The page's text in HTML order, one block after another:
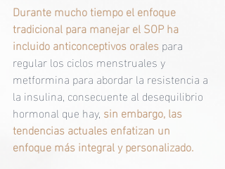
Durante mucho tiempo el enfoque
tradicional para manejar el SOP ha
incluido anticonceptivos orales para
regular los ciclos menstruales y
metformina para abordar la resistencia a
la insulina, consecuente al desequilibrio
hormonal que hay, sin embargo,las
tendencias actuales enfatizan un
enfoque más integral y personalizado.